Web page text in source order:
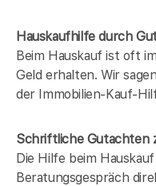
Hauskaufhilfe durch
Beim Hauskauf ist oft
Geld erhalten. Wir
der Immobilien-Kauf-
Schriftliche Gutachten
Die Hilfe beim
Beratungsgespräch